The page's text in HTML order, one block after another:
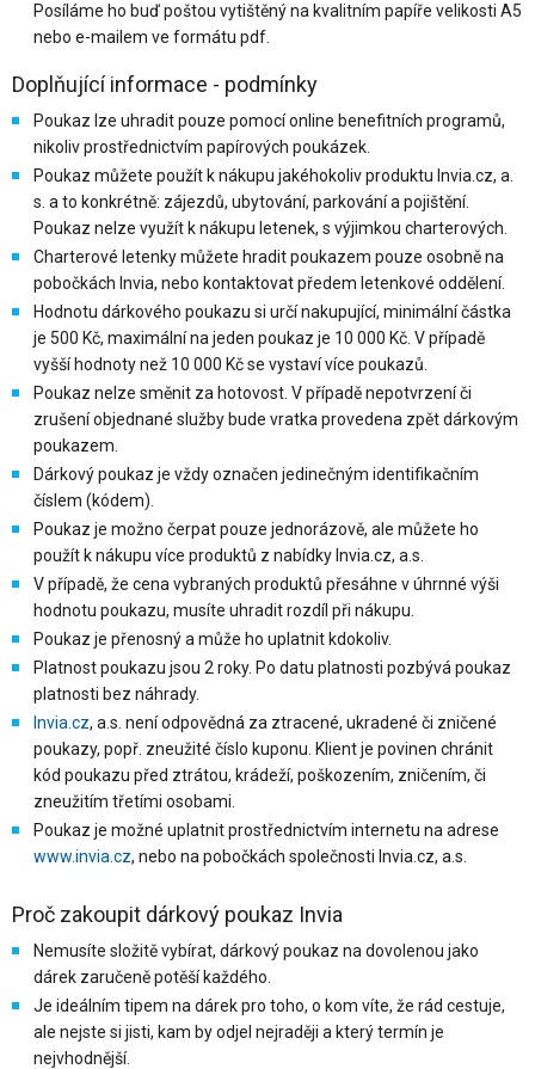
Posíláme ho buď poštou vytištěný na kvalitním papíře velikosti A5
nebo e-mailem ve formátu pdf.
Doplňující informace - podmínky
Poukaz lze uhradit pouze pomocí online benefitních programů,
nikoliv prostřednictvím papírových poukázek.
Poukaz můžete použít k nákupu jakéhokoliv produktu Invia.cz, a.
s. a to konkrétně: zájezdů, ubytování, parkování a pojištění.
Poukaz nelze využít k nákupu letenek, s výjimkou charterových.
Charterové letenky můžete hradit poukazem pouze osobně na
pobočkách Invia, nebo kontaktovat předem letenkové oddělení.
Hodnotu dárkového poukazu si určí nakupující, minimální částka
je 500 Kč, maximální na jeden poukaz je 10 000 Kč. V případě
vyšší hodnoty než 10 000 Kč se vystaví více poukazů.
Poukaz nelze směnit za hotovost. V případě nepotvrzení či
zrušení objednané služby bude vratka provedena zpět dárkovým
poukazem.
Dárkový poukaz je vždy označen jedinečným identifikačním
číslem (kódem).
Poukaz je možno čerpat pouze jednorázově, ale můžete ho
použít k nákupu více produktů z nabídky Invia.cz, a.s.
V případě, že cena vybraných produktů přesáhne v úhrnné výši
hodnotu poukazu, musíte uhradit rozdíl při nákupu.
Poukaz je přenosný a může ho uplatnit kdokoliv.
Platnost poukazu jsou 2 roky. Po datu platnosti pozbývá poukaz
platnosti bez náhrady.
Invia.cz, a.s. není odpovědná za ztracené, ukradené či zničené
poukazy, popř. zneužité číslo kuponu. Klient je povinen chránit
kód poukazu před ztrátou, krádeží, poškozením, zničením, či
zneužitím třetími osobami.
Poukaz je možné uplatnit prostřednictvím internetu na adrese
www.invia.cz, nebo na pobočkách společnosti Invia.cz, a.s.
Proč zakoupit dárkový poukaz Invia
Nemusíte složitě vybírat, dárkový poukaz na dovolenou jako
dárek zaručeně potěší každého.
Je ideálním tipem na dárek pro toho, o kom víte, že rád cestuje,
ale nejste si jisti, kam by odjel nejraději a který termín je
nejvhodnější.